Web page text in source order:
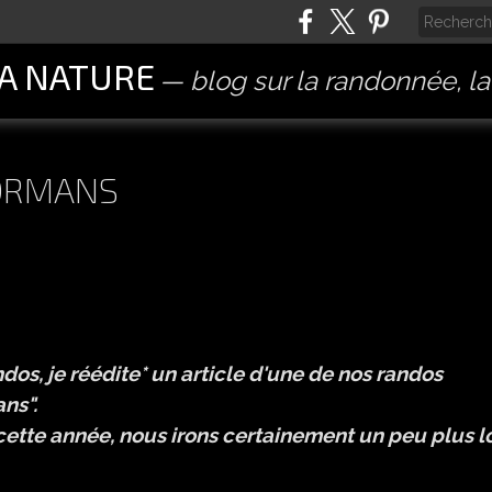
NATURE blog sur la randonnée,
je réédite*un article d'une de nos randos
année, nous irons certainement un peu plus